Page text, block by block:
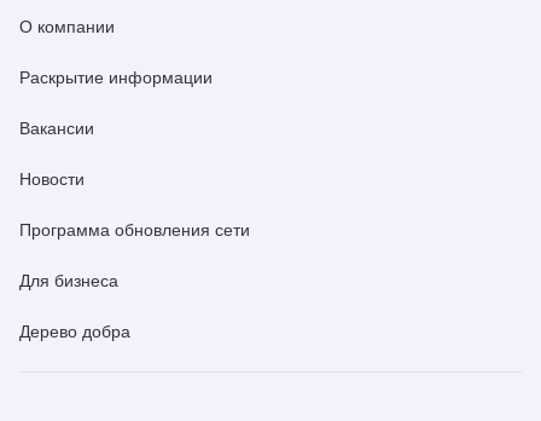
О компании
Раскрытие информации
Вакансии
Новости
Программа обновления сети
Для бизнеса
Дерево добра